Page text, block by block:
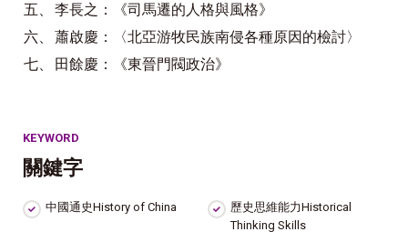
五、
李長之：《司馬遷的人格與風格》
六、
蕭啟慶：〈北亞游牧民族南侵各種原因的檢討〉
七、
田餘慶：《東晉門閥政治》
KEYWORD
關鍵字
中國通史History of China
歷史思維能力Historical
Thinking Skills